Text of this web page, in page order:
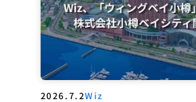
2026.7.2Wiz